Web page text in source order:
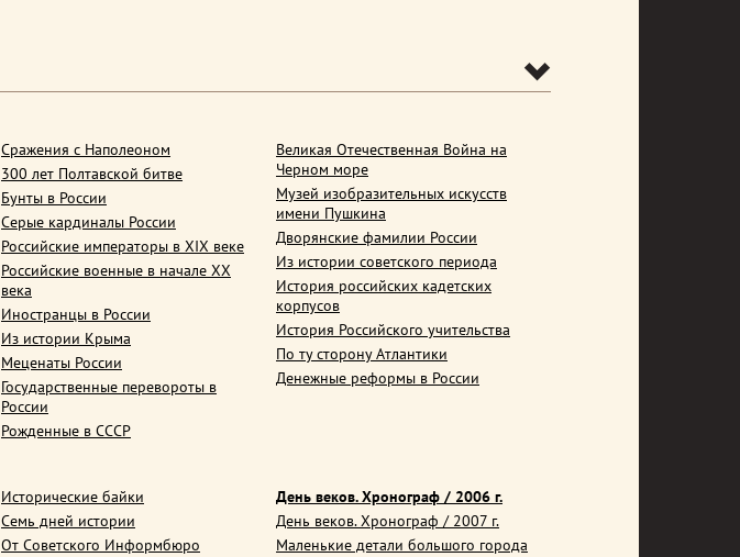
Сражения с Наполеоном
300 лет Полтавской битве
Бунты в России
Серые кардиналы России
Российские императоры в XIX веке
Российские военные в начале ХХ
века
Иностранцы в России
Из истории Крыма
Меценаты России
Государственные перевороты в
России
Рожденные в СССР
Великая Отечественная Война на
Черном море
Музей изобразительных искусств
имени Пушкина
Дворянские фамилии России
Из истории советского периода
История российских кадетских
корпусов
История Российского учительства
По ту сторону Атлантики
Денежные реформы в России
Исторические байки
Семь дней истории
От Советского Информбюро
День веков. Хронограф / 2006 г.
День веков. Хронограф / 2007 г.
Маленькие детали большого города